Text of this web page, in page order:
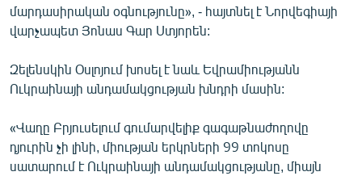
ՀԵՏԵՎԵՔ ՄԵԶ
«Ազատության» բոլոր կայքերը
մարդասիրական օգնությունը», - հայտնել է Նորվեգիայի
վարչապետ Յոնաս Գար Ստյորեն:
Զելենսկին Օսլոյում խոսել է նաև Եվրամիությանն
Ուկրաինայի անդամակցության խնդրի մասին:
«Վաղը Բրյուսելում գումարվելիք գագաթնաժողովը
դյուրին չի լինի, միության երկրների 99 տոկոսը
սատարում է Ուկրաինայի անդամակցությանը, միայն